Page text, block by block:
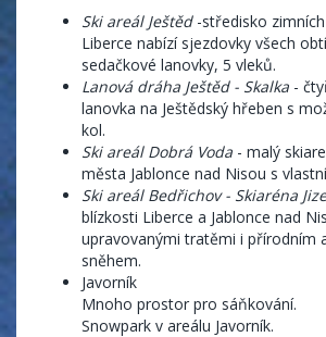
Ski areál Ještěd -středisko
Liberce nabízí sjezdovky všech
sedačkové lanovky, 5 vleků.
Lanová dráha Ještěd - Skalka -
lanovka na Ještědský hřeben s
kol.
Ski areál Dobrá Voda - malý
města Jablonce nad Nisou s
Ski areál Bedřichov - Skiaréna
blízkosti Liberce a Jablonce nad
upravovanými tratěmi i přírodním
sněhem.
Javorník
Mnoho prostor pro sáňkování.
Snowpark v areálu Javorník.